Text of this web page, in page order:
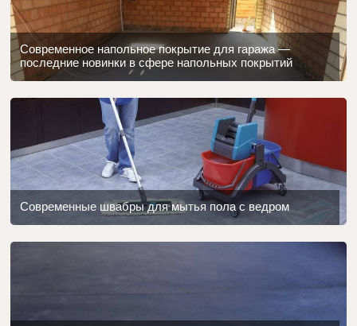
Современное напольное покрытие для гаража —
последние новинки в сфере напольных покрытий
Современные швабры для мытья пола с ведром